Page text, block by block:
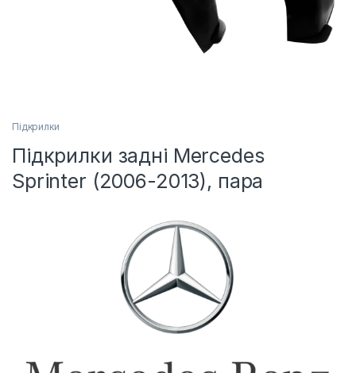
Підкрилки
Підкрилки задні Mercedes
Sprinter (2006-2013), пара